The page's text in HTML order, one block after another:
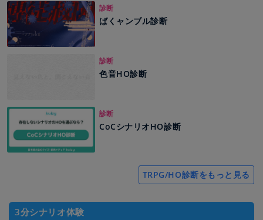
診断
ばくャンブル診断
診断
色音HO診断
診断
CoCシナリオHO診断
TRPG/HO診断をもっと見る
3分シナリオ体験